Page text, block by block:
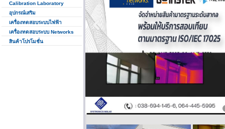
Calibration Laboratory
อุปกรณ์เสริม
เครื่องทดสอบระบบไฟฟ้า
เครื่องทดสอบระบบ Networks
สินค้าโปรโมชั่น